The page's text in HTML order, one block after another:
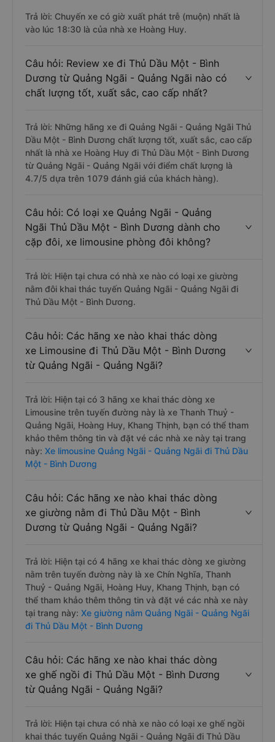
Trả lời: Chuyến xe có giờ xuất phát trễ (muộn) nhất là
vào lúc 18:30 là của nhà xe Hoàng Huy.
Câu hỏi: Review xe đi Thủ Dầu Một - Bình
Dương từ Quảng Ngãi - Quảng Ngãi nào có
chất lượng tốt, xuất sắc, cao cấp nhất?
Trả lời: Những hãng xe đi Quảng Ngãi - Quảng Ngãi Thủ
Dầu Một - Bình Dương chất lượng tốt, xuất sắc, cao cấp
nhất là nhà xe Hoàng Huy đi Thủ Dầu Một - Bình Dương
từ Quảng Ngãi - Quảng Ngãi với điểm chất lượng là
4.7/5 dựa trên 1079 đánh giá của khách hàng).
Câu hỏi: Có loại xe Quảng Ngãi - Quảng
Ngãi Thủ Dầu Một - Bình Dương dành cho
cặp đôi, xe limousine phòng đôi không?
Trả lời: Hiện tại chưa có nhà xe nào có loại xe giường
nằm đôi khai thác tuyến Quảng Ngãi - Quảng Ngãi đi
Thủ Dầu Một - Bình Dương.
Câu hỏi: Các hãng xe nào khai thác dòng
xe Limousine đi Thủ Dầu Một - Bình Dương
từ Quảng Ngãi - Quảng Ngãi?
Trả lời: Hiện tại có 3 hãng xe khai thác dòng xe
Limousine trên tuyến đường này là xe Thanh Thuỷ -
Quảng Ngãi, Hoàng Huy, Khang Thịnh, bạn có thể tham
khảo thêm thông tin và đặt vé các nhà xe này tại trang
này: Xe limousine Quảng Ngãi - Quảng Ngãi đi Thủ Dầu
Một - Bình Dương
Câu hỏi: Các hãng xe nào khai thác dòng
xe giường nằm đi Thủ Dầu Một - Bình
Dương từ Quảng Ngãi - Quảng Ngãi?
Trả lời: Hiện tại có 4 hãng xe khai thác dòng xe giường
nằm trên tuyến đường này là xe Chín Nghĩa, Thanh
Thuỷ - Quảng Ngãi, Hoàng Huy, Khang Thịnh, bạn có
thể tham khảo thêm thông tin và đặt vé các nhà xe này
tại trang này: Xe giường nằm Quảng Ngãi - Quảng Ngãi
đi Thủ Dầu Một - Bình Dương
Câu hỏi: Các hãng xe nào khai thác dòng
xe ghế ngồi đi Thủ Dầu Một - Bình Dương
từ Quảng Ngãi - Quảng Ngãi?
Trả lời: Hiện tại chưa có nhà xe nào có loại xe ghế ngồi
khai thác tuyến Quảng Ngãi - Quảng Ngãi đi Thủ Dầu